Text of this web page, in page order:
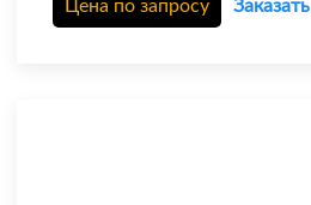
Цена по запросу Заказать